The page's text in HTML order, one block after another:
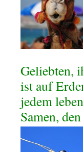
Geliebten,
ist auf
jedem
Samen,